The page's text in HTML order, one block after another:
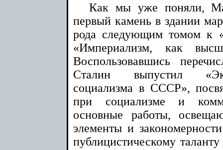
Как мы уже поняли,
первый камень в здании
рода следующим томом к
«Империализм, как
Воспользовавшись
Сталин выпустил
социализма в СССР»,
при социализме и
основные работы,
элементы и
публицистическому